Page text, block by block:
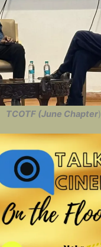
TCOTF (June Chapter)